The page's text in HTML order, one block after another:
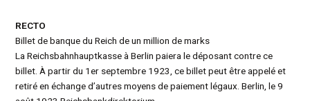
RECTO
Billet de banque du Reich de un million de marks
La Reichsbahnhauptkasse à Berlin paiera le déposant contre ce
billet. À partir du 1er septembre 1923, ce billet peut être appelé et
retiré en échange d’autres moyens de paiement légaux. Berlin, le 9